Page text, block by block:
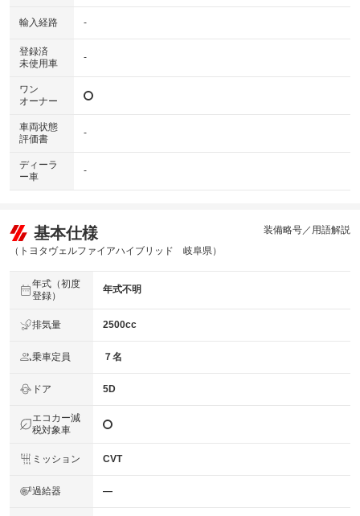
輸入経路 -
登録済
未使用車
-
ワン
オーナー
車両状態
評価書
-
ディーラ
ー車
-
基本仕様
（トヨタヴェルファイアハイブリッド 岐阜県）
装備略号／用語解説
年式（初度
登録）
年式不明
排気量 2500cc
乗車定員 ７名
ドア 5D
エコカー減
税対象車
ミッション CVT
過給器 ―